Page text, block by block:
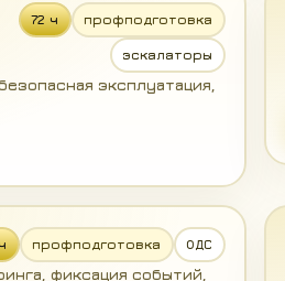
72 ч профподготовка
эскалаторы
эксплуатация,
профподготовка ОДС
фиксация событий,